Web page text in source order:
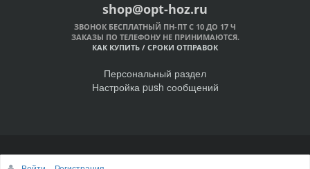
shop@opt-hoz.ru
ЗВОНОК БЕСПЛАТНЫЙ ПН-ПТ С 10 ДО 17 Ч
ЗАКАЗЫ ПО ТЕЛЕФОНУ НЕ ПРИНИМАЮТСЯ.
КАК КУПИТЬ / СРОКИ ОТПРАВОК
Персональный раздел
Настройка push сообщений
© Интернет-магазин ОПТ-ХОЗ, 2011-2026